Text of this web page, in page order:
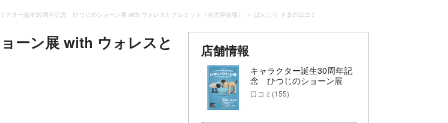
クター誕生30周年記念 ひつじのショーン展 with ウォレスとグルミット（名古屋会場） ぼんじり さまの口コミ
ーン展 with ウォレスと
店舗情報
キャラクター誕生30周年記
念 ひつじのショーン展
with ウォレスとグルミット
（名古屋会場）
口コミ(155)